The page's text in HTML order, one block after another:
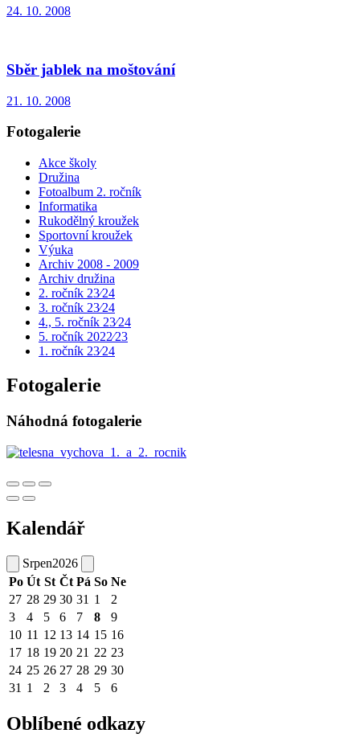
24. 10. 2008
Sběr jablek na moštování
21. 10. 2008
Fotogalerie
Akce školy
Družina
Fotoalbum 2. ročník
Informatika
Rukodělný kroužek
Sportovní kroužek
Výuka
Archiv 2008 - 2009
Archiv družina
2. ročník 23⁄24
3. ročník 23⁄24
4., 5. ročník 23⁄24
5. ročník 2022⁄23
1. ročník 23⁄24
Fotogalerie
Náhodná fotogalerie
Kalendář
Srpen2026
Po Út St Čt Pá So Ne
27 28 29 30 31 1
2
3
4 5 6 7 8
9
10 11 12 13 14 15 16
17 18 19 20 21 22 23
24 25 26 27 28 29 30
31 1 2 3 4 5 6
Oblíbené odkazy